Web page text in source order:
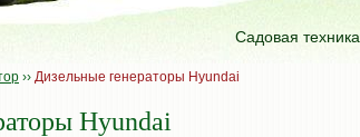
Садовая техника
›› Дизельные генераторы Hyundai
Hyundai